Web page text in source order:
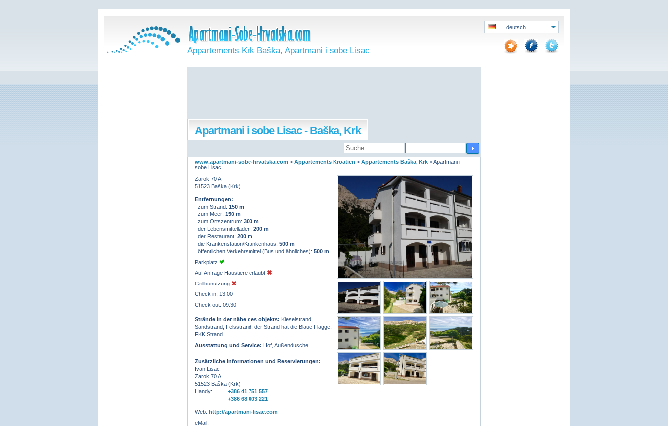
Appartements Krk Baška, Apartmani i sobe Lisac
deutsch
Apartmani i sobe Lisac - Baška, Krk
www.apartmani-sobe-hrvatska.com > Appartements Kroatien > Appartements Baška, Krk >Apartmani i
sobe Lisac
Zarok 70 A
51523 Baška (Krk)
Entfernungen:
zum Strand: 150 m
zum Meer: 150 m
zum Ortszentrum: 300 m
der Lebensmittelladen: 200 m
der Restaurant: 200 m
die Krankenstation/Krankenhaus: 500 m
öffentlichen Verkehrsmittel (Bus und ähnliches): 500 m
Parkplatz
Auf Anfrage Haustiere erlaubt
Grillbenutzung
Check in: 13:00
Check out: 09:30
Strände in der nähe des objekts: Kieselstrand,
Sandstrand, Felsstrand, der Strand hat die Blaue Flagge,
FKK Strand
Ausstattung und Service: Hof, Außendusche
Zusätzliche Informationen und Reservierungen:
Ivan Lisac
Zarok 70 A
51523 Baška (Krk)
Handy:
+386 41 751 557
+386 68 603 221
Web: http://apartmani-lisac.com
eMail: